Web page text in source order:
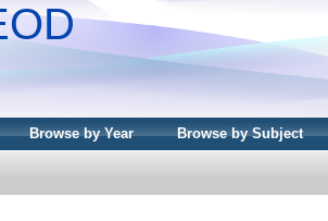
Browse by Year Browse by Subject